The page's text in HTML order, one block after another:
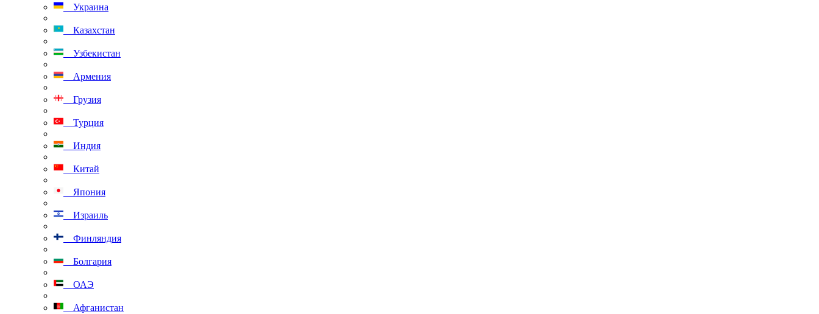
Украина
Казахстан
Узбекистан
Армения
Грузия
Турция
Индия
Китай
Япония
Израиль
Финляндия
Болгария
ОАЭ
Афганистан